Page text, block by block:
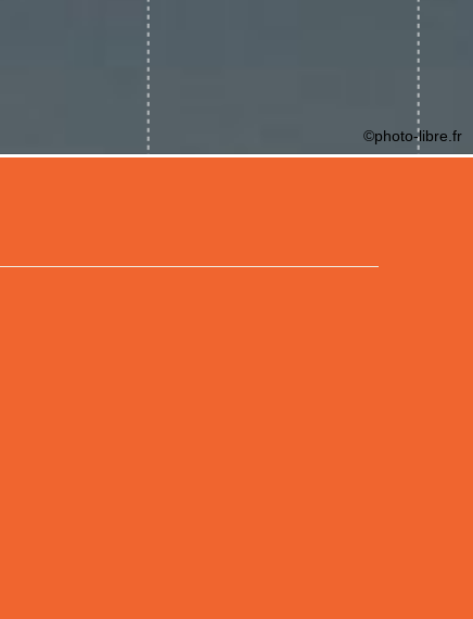
©photo-libre.fr